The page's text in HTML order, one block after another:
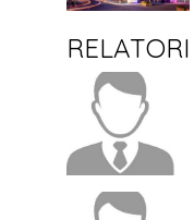
RELATORI